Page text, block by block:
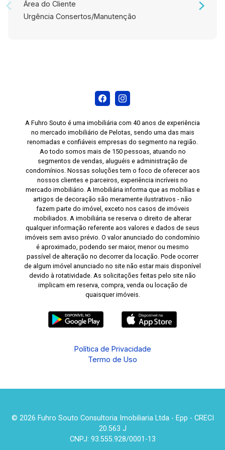
dos sonhos! #altopadrao#
Área do Cliente
Urgência Consertos/Manutenção
A Fuhro Souto é uma imobiliária com 40 anos de experiência
no mercado imobiliário de Pelotas, sendo uma das mais
renomadas e confiáveis empresas do segmento na região.
Ao todo somos mais de 150 pessoas, atuando no
segmentos de vendas, aluguéis e administração de
condomínios. Nossas soluções tem o foco de oferecer aos
nossos clientes e parceiros, experiência incríveis no
mercado imobiliário. A Imobiliária informa que as mobílias e
artigos de decoração são meramente ilustrativos - não
fazem parte do imóvel, exceto nos casos de imóveis
mobiliados. A imobiliária se reserva o direito de alterar
qualquer informação referente aos valores e dados de seus
imóveis sem aviso prévio. O valor anunciado do condomínio
é aproximado, podendo ser maior, menor ou mesmo
passível de alteração no decorrer da locação. Pode ocorrer
de algum imóvel anunciado no site não estar mais disponível
devido à rotatividade. As solicitações feitas pelo site não
implicam em reserva, compra, venda ou locação de
quaisquer imóveis.
Política de Privacidade
Termo de Uso
© 2026 Fuhro Souto Consultoria Imobiliaria Ltda - Epp - CRECI
20.563 J
CNPJ: 93.555.928/0001-13